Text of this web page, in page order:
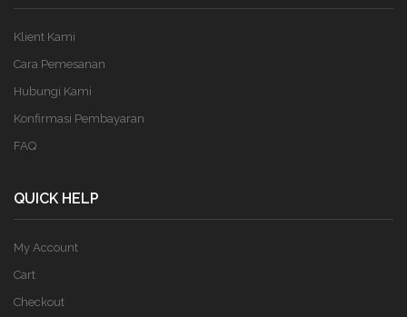
Klient Kami
Cara Pemesanan
Hubungi Kami
Konfirmasi Pembayaran
FAQ
QUICK HELP
My Account
Cart
Checkout